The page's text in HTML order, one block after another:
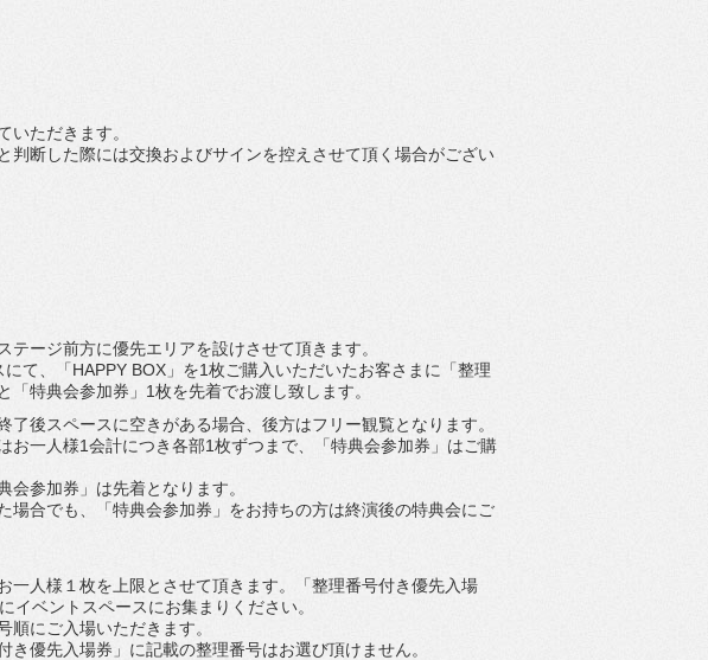
ただきます。
判断した際には交換およびサインを控えさせて頂く場合がござい
ステージ前方に優先エリアを設けさせて頂きます。
て、「HAPPY BOX」を1枚ご購入いただいたお客さまに「整理
「特典会参加券」 1枚を先着でお渡し致します。
了後スペースに空きがある場合、 後方はフリー観覧となります。
お一人様1会計につき各部1枚ずつまで、「特典会参加券」はご購
参加券」 は先着となります。
場合でも、「特典会参加券」 をお持ちの方は終演後の特典会にご
一人様１枚を上限とさせて頂きます。「整理番号付き優先入場
イベントスペースにお集ま りください。
順にご入場いただきます。
優先入場券」 に記載の整理番号はお選び頂けません。